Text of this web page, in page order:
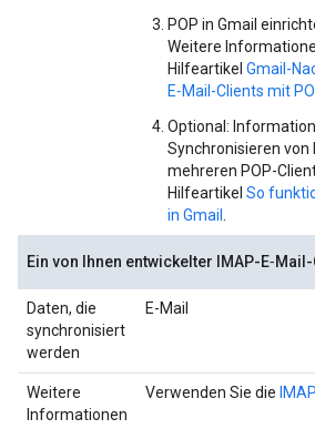
POP in Gmail
Weitere
Hilfeartikel Gmail-
E‑Mail-Clients mit
Optional:
Synchronisieren von
mehreren POP-
Hilfeartikel So
in Gmail
Ein von Ihnen entwickelter IMAP-
Daten, die
synchronisiert
werden
E-Mail
Weitere
Informationen
Verwenden Sie die